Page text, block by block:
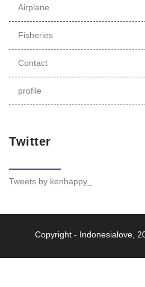
Airplane
Fisheries
Contact
profile
Twitter
Tweets by kenhappy_
Copyright - Indonesialove,